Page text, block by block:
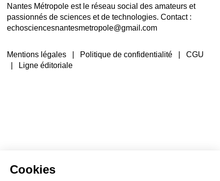
Cookies
Nantes Métropole est le réseau social des amateurs et
passionnés de sciences et de technologies. Contact :
echosciencesnantesmetropole@gmail.com
Mentions légales Politique de confidentialité |CGU
Ligne éditoriale